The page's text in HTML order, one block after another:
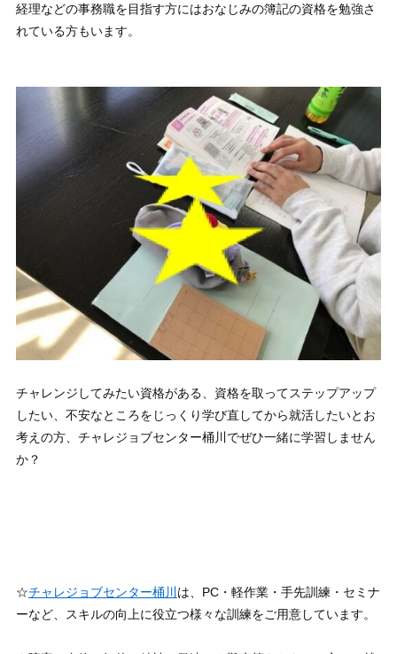
経理などの事務職を目指す方にはおなじみの簿記の資格を勉強さ
れている方もいます。
チャレンジしてみたい資格がある、資格を取ってステップアップ
したい、不安なところをじっくり学び直してから就活したいとお
考えの方、チャレジョブセンター桶川でぜひ一緒に学習しません
か？
☆チャレジョブセンター桶川 は、PC・軽作業・手先訓練・セミナ
ーなど、スキルの向上に役立つ様々な訓練をご用意しています。